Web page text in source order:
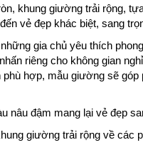
khung giường trải rộng,
vẻ đẹp khác biệt, sang
gia chủ yêu thích
riêng cho không gian
hợp, mẫu giường sẽ góp
nâu đậm mang lại vẻ đẹp
giường trải rộng về các